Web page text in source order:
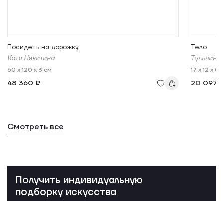
Посидеть на дорожку
Катя Никитина
60 x 120 x 3 см
48 360 ₽
Тело
17 x 12 x
20 097
Смотреть все
Получить индивидуальную
подборку искусства